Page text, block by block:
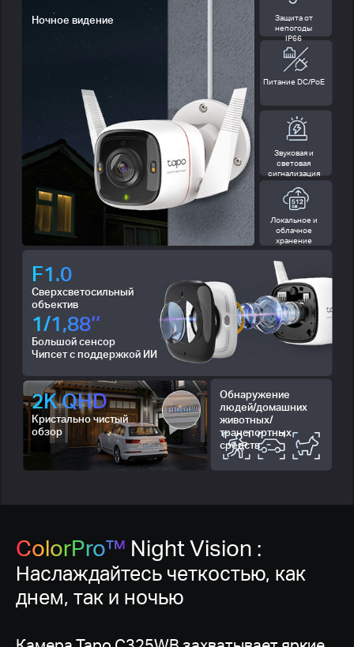
Ночное видение
Обнаружение
людей/домашних
животных/
транспортных
средств
2K QHD
Кристально чистый
обзор
F1.0
Сверхсветосильный
объектив
1/1,88‘‘
Большой сенсор
Чипсет с поддержкой ИИ
Защита от
непогоды
IP66
Питание DC/PoE
Звуковая и
световая
сигнализация
Локальное и
облачное
хранение
ColorPro™ Night Vision :
Наслаждайтесь четкостью, как
днем, так и ночью